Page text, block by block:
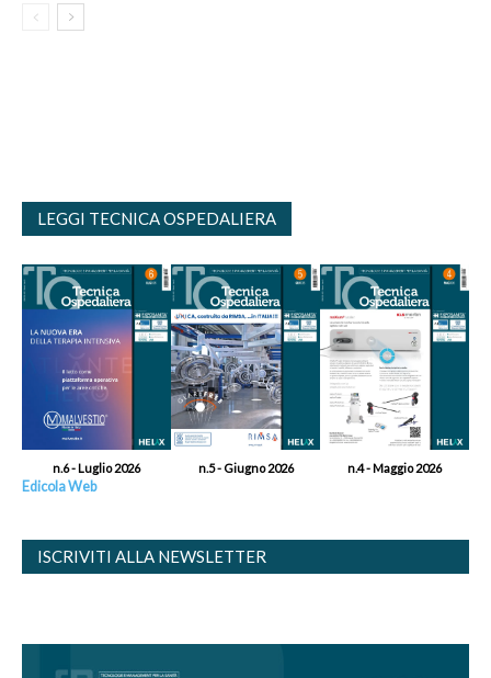
LEGGI TECNICA OSPEDALIERA
n.6 - Luglio 2026 n.5 - Giugno 2026 n.4 - Maggio 2026
Edicola Web
ISCRIVITI ALLA NEWSLETTER